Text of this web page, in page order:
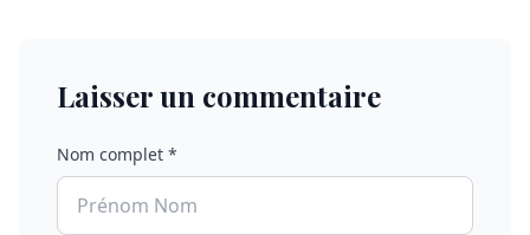
Laisser un commentaire
Nom complet *